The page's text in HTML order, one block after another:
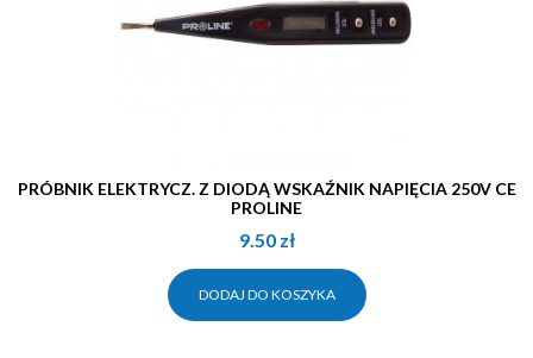
PRÓBNIK ELEKTRYCZ. Z DIODĄ WSKAŹNIK NAPIĘCIA 250V CE
PROLINE
9.50 zł
DODAJ DO KOSZYKA